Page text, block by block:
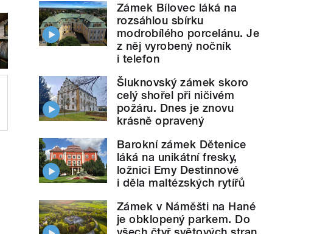
Zámek Bílovec láká na
rozsáhlou sbírku
modrobílého porcelánu. Je
z něj vyrobený nočník
i telefon
Šluknovský zámek skoro
celý shořel při ničivém
požáru. Dnes je znovu
krásně opravený
Barokní zámek Dětenice
láká na unikátní fresky,
ložnici Emy Destinnové
i děla maltézských rytířů
Zámek v Náměšti na Hané
je obklopený parkem. Do